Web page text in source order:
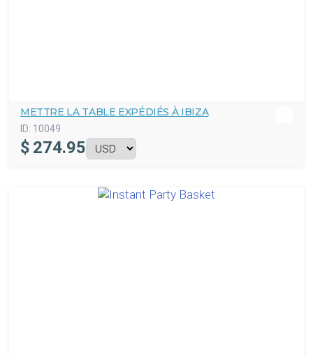
METTRE LA TABLE EXPÉDIÉS À IBIZA
ID: 10049
$ 274.95